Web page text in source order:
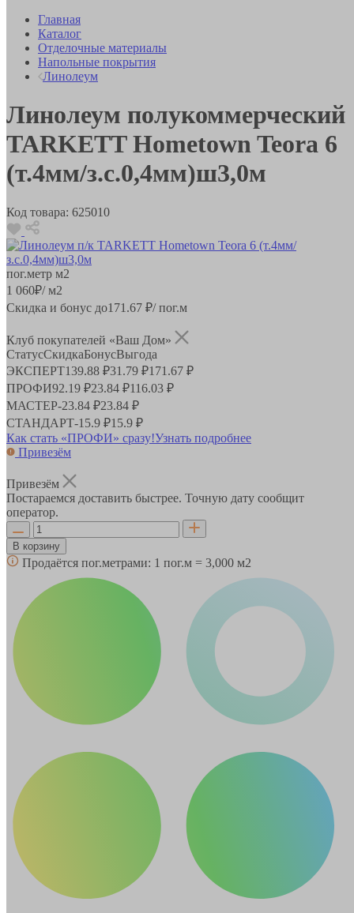
Главная
Каталог
Отделочные материалы
Напольные покрытия
Линолеум
Линолеум полукоммерческий
TARKETT Hometown Teora 6
(т.4мм/з.с.0,4мм)ш3,0м
Код товара: 625010
пог.метр м2
1 060₽/ м2
Скидка и бонус до171.67 ₽/ пог.м
Клуб покупателей «Ваш Дом»
СтатусСкидкаБонусВыгода
ЭКСПЕРТ139.88 ₽31.79 ₽171.67 ₽
ПРОФИ92.19 ₽23.84 ₽116.03 ₽
МАСТЕР-23.84 ₽23.84 ₽
СТАНДАРТ-15.9 ₽15.9 ₽
Как стать «ПРОФИ» сразу!Узнать подробнее
Привезём
Привезём
Постараемся доставить быстрее. Точную дату сообщит
оператор.
В корзину
Продаётся пог.метрами: 1 пог.м = 3,000 м2